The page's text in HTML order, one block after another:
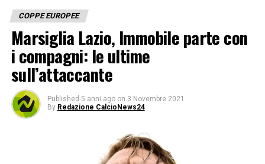
COPPE EUROPEE
Marsiglia Lazio, Immobile parte con
i compagni: le ultime
sull’attaccante
Published 5 anni ago on 3 Novembre 2021
By Redazione CalcioNews24